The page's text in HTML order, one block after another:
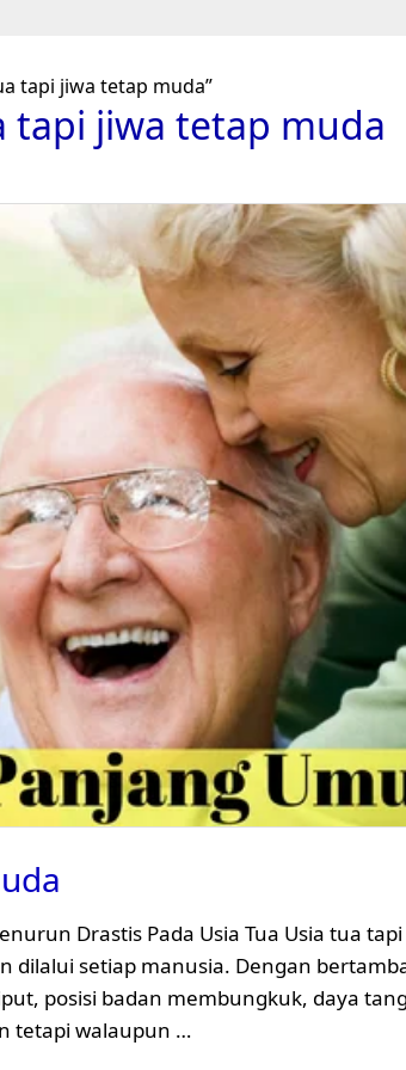
tapi jiwa tetap muda”
tapi jiwa tetap muda
Drastis Pada Usia Tua Usia tua
dilalui setiap manusia. Dengan
posisi badan membungkuk, daya
tetapi walaupun …